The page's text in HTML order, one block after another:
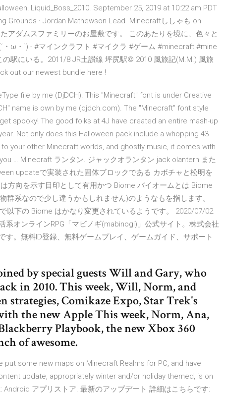
Liquid_Boss_2010. September 25, 2019 at 10:22 am PDT
Grounds · Jordan Mathewson Lead Minecraftししゃも on
アダムスファミリーのお屋敷です。 このあたりを境に、色々と
・ω・`) - #マインクラフト #マイクラ #ゲーム #minecraft #mine
駅にいる。2011/8 JR土讃線 坪尻駅© 2010 風旅記(M.M.) 風旅
out our newest bundle here !
file by me (DjDCH). This "Minecraft" font is under Creative
name is own by me (djdch.com). The "Minecraft" font style
spooky! The good folks at 4J have created an entire mash-up
Not only does this Halloween pack include a whopping 43
your other Minecraft worlds, and ghostly music, it comes with
… Minecraft ランタン. ジャックオランタン jack olantern また
updateで実装された固体ブロックである カボチャと松明を
方向を示す目印として有用かつ Biome バイオームとは Biome
群系なので少し違うかもしれません)のようなもを指します。
以下の Biome はかなり変更されているようです。 2020/07/02
系オンラインRPG「マビノギ(mabinogi)」公式サイト。株式会社
す。無料ID登録、無料ゲームプレイ、ゲームガイド、サポート
by special guests Will and Gary, who
in 2010. This week, Will, Norm, and
strategies, Comikaze Expo, Star Trek's
the new Apple This week, Norm, Ana,
Playbook, the new Xbox 360
of awesome.
put some new maps on Minecraft Realms for PC, and have
update, appropriately winter and/or holiday themed, is on
アプリストア. 最新のアップデート 詳細はこちらです: